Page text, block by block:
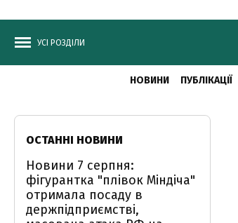
УСІ РОЗДІЛИ
НОВИНИ ПУБЛІКАЦІЇ
ОСТАННІ НОВИНИ
Новини 7 серпня:
фігурантка "плівок Міндіча"
отримала посаду в
держпідприємстві,